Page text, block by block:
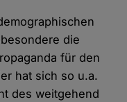
die
für den
hat sich so u.a.
des weitgehend